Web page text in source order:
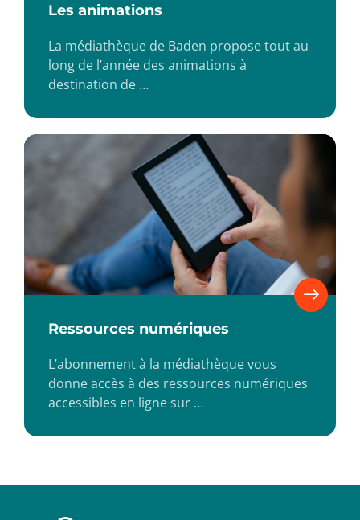
Les animations
La médiathèque de Baden propose tout au
long de l’année des animations à
destination de …
Ressources numériques
L’abonnement à la médiathèque vous
donne accès à des ressources numériques
accessibles en ligne sur …